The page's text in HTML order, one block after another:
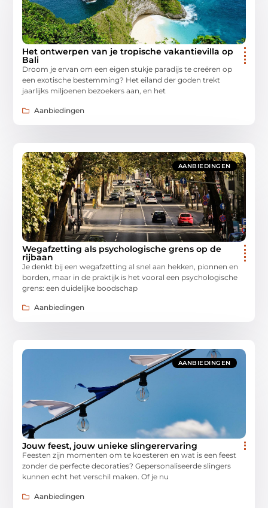
Het ontwerpen van je tropische vakantievilla op
Bali
Droom je ervan om een eigen stukje paradijs te creëren op
een exotische bestemming? Het eiland der goden trekt
jaarlijks miljoenen bezoekers aan, en het
Aanbiedingen
AANBIEDINGEN
Wegafzetting als psychologische grens op de
rijbaan
Je denkt bij een wegafzetting al snel aan hekken, pionnen en
borden, maar in de praktijk is het vooral een psychologische
grens: een duidelijke boodschap
Aanbiedingen
AANBIEDINGEN
Jouw feest, jouw unieke slingerervaring
Feesten zijn momenten om te koesteren en wat is een feest
zonder de perfecte decoraties? Gepersonaliseerde slingers
kunnen echt het verschil maken. Of je nu
Aanbiedingen